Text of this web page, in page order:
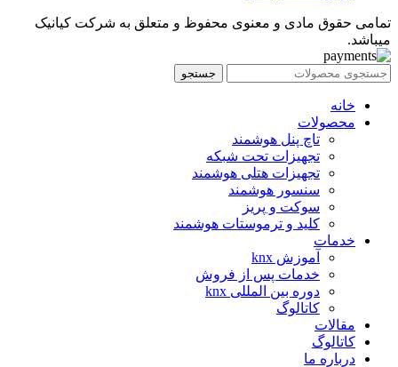
تمامی حقوق مادی و معنوی محفوظ و متعلق به شرکت کیانیک
میباشد.
جستجو
خانه
محصولات
تاچ پنل هوشمند
تجهیزات تحت شبکه
تجهیزات هتلی هوشمند
سنسور هوشمند
سوکت و پریز
کلید و ترموستات هوشمند
خدمات
آموزش knx
خدمات پس از فروش
دوره بین المللی knx
کاتالوگ
مقالات
کاتالوگ
درباره ما